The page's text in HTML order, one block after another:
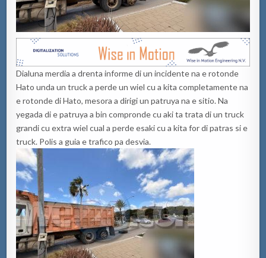
Dialuna merdia a drenta informe di un incidente na e rotonde
Hato unda un truck a perde un wiel cu a kita completamente na
e rotonde di Hato, mesora a dirigi un patruya na e sitio. Na
yegada di e patruya a bin compronde cu aki ta trata di un truck
grandi cu extra wiel cual a perde esaki cu a kita for di patras si e
truck. Polis a guia e trafico pa desvia.